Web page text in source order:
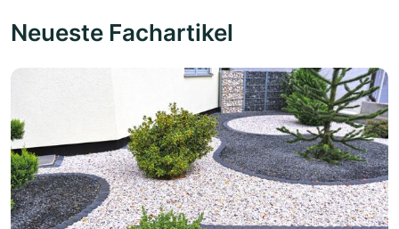
Neueste Fachartikel